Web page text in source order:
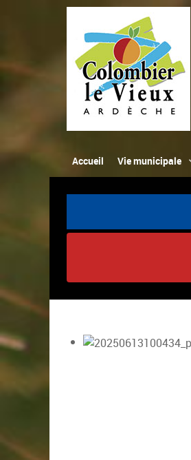
Accueil Vie municipale